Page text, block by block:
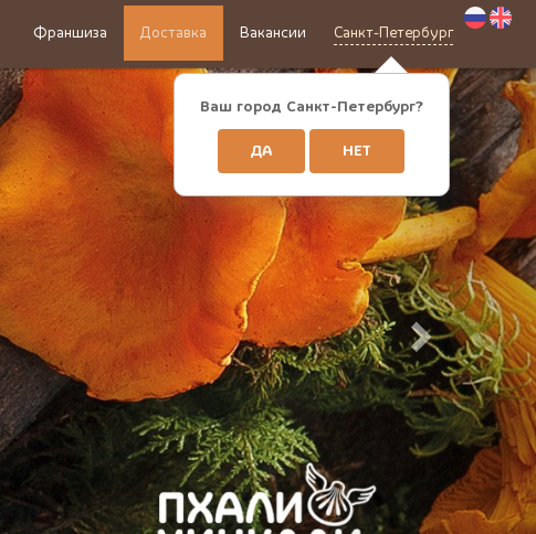
Франшиза Доставка Вакансии Санкт-Петербург
Ваш город Санкт-Петербург?
ДА НЕТ